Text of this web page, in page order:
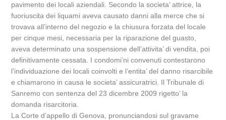
pavimento dei locali aziendali. Secondo la societa’ attrice, la
fuoriuscita dei liquami aveva causato danni alla merce che si
trovava all’interno del negozio e la chiusura forzata del locale
per cinque mesi, necessaria per la riparazione del guasto,
aveva determinato una sospensione dell’attivita’ di vendita, poi
definitivamente cessata. I condomi’ni convenuti contestarono
l’individuazione dei locali coinvolti e l’entita’ del danno risarcibile
e chiamarono in causa le societa’ assicuratrici. Il Tribunale di
Sanremo con sentenza del 23 dicembre 2009 rigetto’ la
domanda risarcitoria.
La Corte d’appello di Genova, pronunciandosi sul gravame